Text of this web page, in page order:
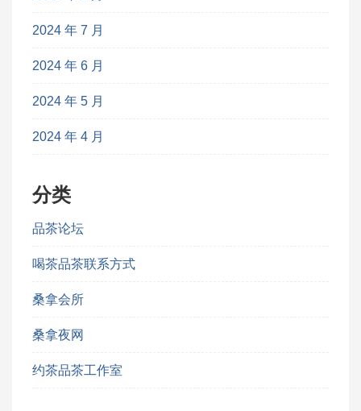
2024 年 7 月
2024 年 6 月
2024 年 5 月
2024 年 4 月
分类
品茶论坛
喝茶品茶联系方式
桑拿会所
桑拿夜网
约茶品茶工作室